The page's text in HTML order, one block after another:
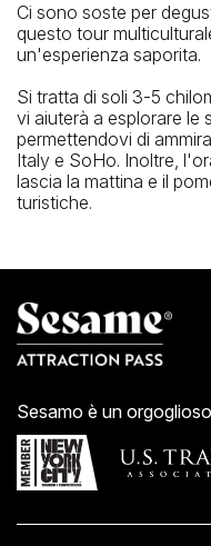
Ci sono soste per
questo tour
un'esperienza saporita.
Si tratta di soli 3-5
vi aiuterà a esplorare le
permettendovi di
Italy e SoHo. Inoltre,
lascia la mattina e il
turistiche.
Sesamo è un